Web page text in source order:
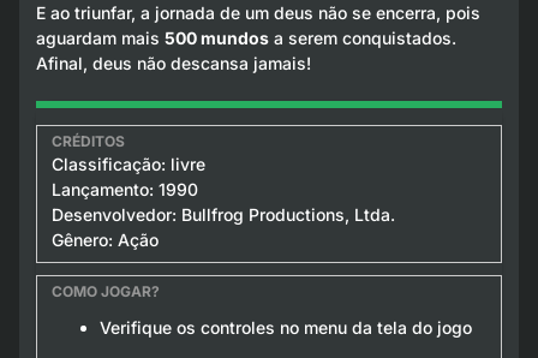
E ao triunfar, a jornada de um deus não se encerra, pois
aguardam mais 500 mundosa serem conquistados.
Afinal, deus não descansa jamais!
Classificação: livre
Lançamento: 1990
Desenvolvedor: Bullfrog Productions, Ltda.
Gênero: Ação
Verifique os controles no menu da tela do jogo